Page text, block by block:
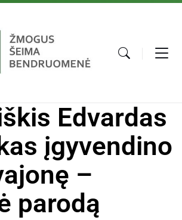
Edvardas
įgyvendino
–
parodą